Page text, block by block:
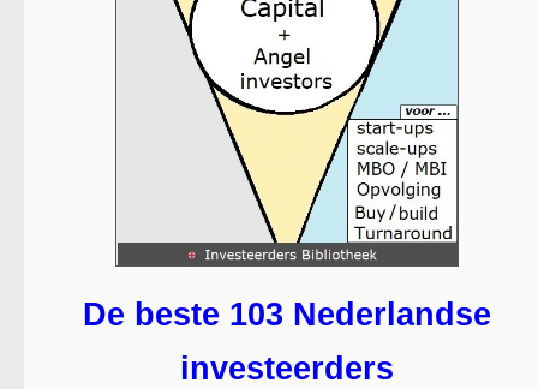
De beste 103 Nederlandse
investeerders